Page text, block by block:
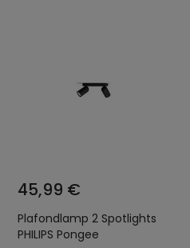
45,99 €
Plafondlamp 2 Spotlights
PHILIPS Pongee